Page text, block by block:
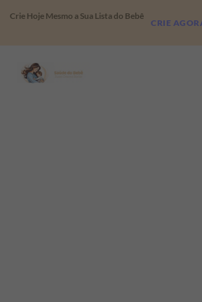
Crie Hoje Mesmo a Sua Lista do Bebê
CRIE